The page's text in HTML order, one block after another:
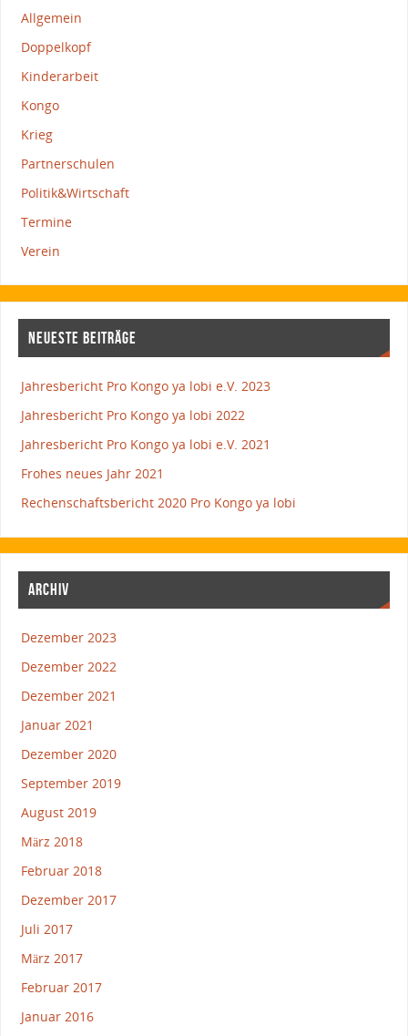
Allgemein
Doppelkopf
Kinderarbeit
Kongo
Krieg
Partnerschulen
Politik&Wirtschaft
Termine
Verein
NEUESTE BEITRÄGE
Jahresbericht Pro Kongo ya lobi e.V. 2023
Jahresbericht Pro Kongo ya lobi 2022
Jahresbericht Pro Kongo ya lobi e.V. 2021
Frohes neues Jahr 2021
Rechenschaftsbericht 2020 Pro Kongo ya lobi
ARCHIV
Dezember 2023
Dezember 2022
Dezember 2021
Januar 2021
Dezember 2020
September 2019
August 2019
März 2018
Februar 2018
Dezember 2017
Juli 2017
März 2017
Februar 2017
Januar 2016